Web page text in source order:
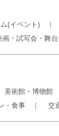
(イベント) ｜
画・試写会・舞
美術館・博物館
・食事 ｜ 交